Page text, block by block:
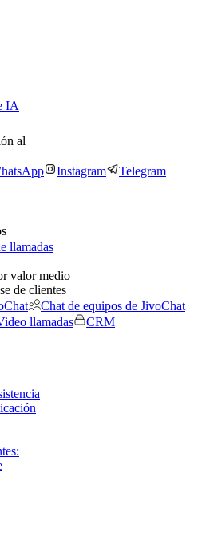
IA
al
Instagram Telegram
llamadas
valor medio
de clientes
Chat de equipos de JivoChat
llamadas
CRM